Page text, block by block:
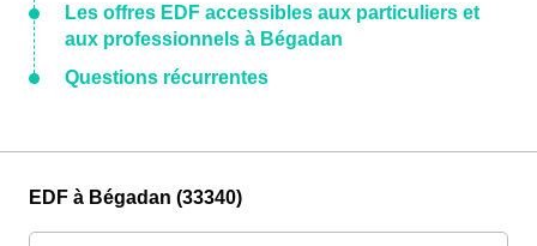
Les offres EDF accessibles aux particuliers et
aux professionnels à Bégadan
Questions récurrentes
EDF à Bégadan (33340)